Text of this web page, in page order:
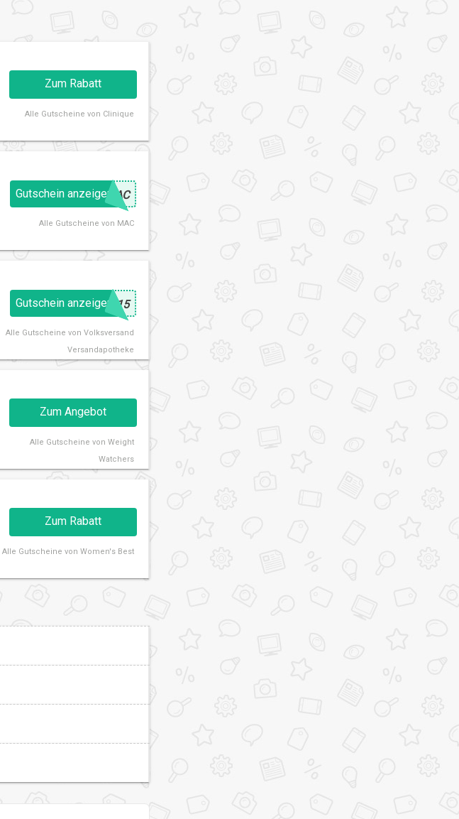
Zum Rabatt
Alle Gutscheine von Clinique
Gutschein anzeigen
@MAC
Alle Gutscheine von MAC
Gutschein anzeigen
@ A15
Alle Gutscheine von Volksversand
Versandapotheke
Zum Angebot
Alle Gutscheine von Weight
Watchers
Zum Rabatt
Alle Gutscheine von Women's Best